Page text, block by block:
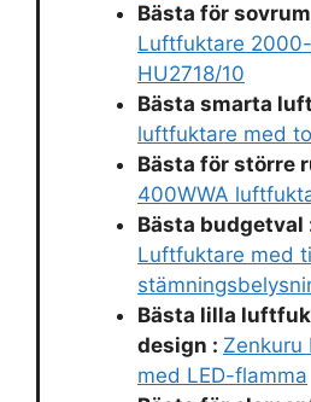
Bästa för
Luftfuktare
HU2718/10
Bästa smarta
luftfuktare med
Bästa för större
400WWA
Bästa budgetval
Luftfuktare med
Bästa lilla
design : Zenkuru
med LED-flamma